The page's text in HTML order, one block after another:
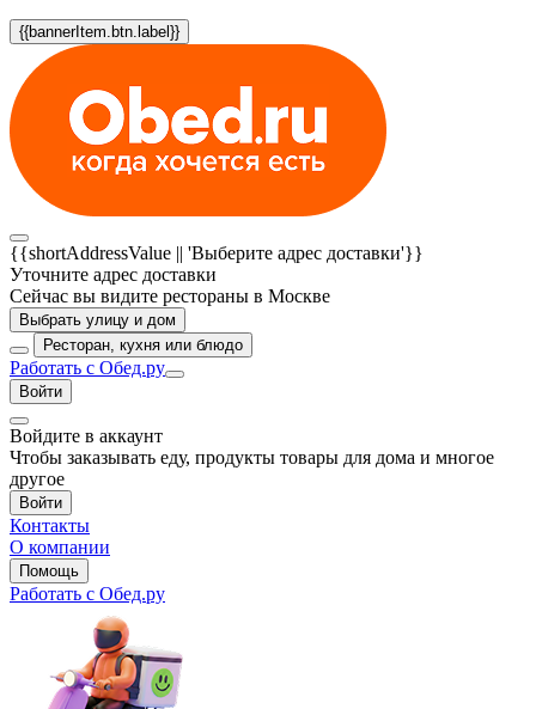
{{bannerItem.btn.label}}
{{shortAddressValue || 'Выберите адрес доставки'}}
Уточните адрес доставки
Сейчас вы видите рестораны в Москве
Выбрать улицу и дом
Ресторан, кухня или блюдо
Работать с Обед.ру
Войти
Войдите в аккаунт
Чтобы заказывать еду, продукты товары для дома и многое
другое
Войти
Контакты
О компании
Помощь
Работать с Обед.ру